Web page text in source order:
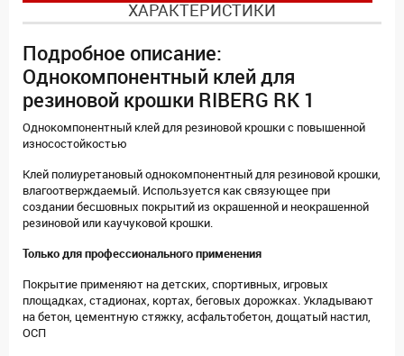
ХАРАКТЕРИСТИКИ
Подробное описание:
Однокомпонентный клей для
резиновой крошки RIBERG RK 1
Однокомпонентный клей для резиновой крошки с повышенной
износостойкостью
Клей полиуретановый однокомпонентный для резиновой крошки,
влагоотверждаемый. Используется как связующее при
создании бесшовных покрытий из окрашенной и неокрашенной
резиновой или каучуковой крошки.
Только для профессионального применения
Покрытие применяют на детских, спортивных, игровых
площадках, стадионах, кортах, беговых дорожках. Укладывают
на бетон, цементную стяжку, асфальтобетон, дощатый настил,
ОСП